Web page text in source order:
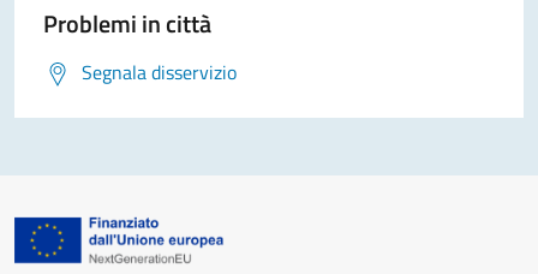
Problemi in città
Segnala disservizio